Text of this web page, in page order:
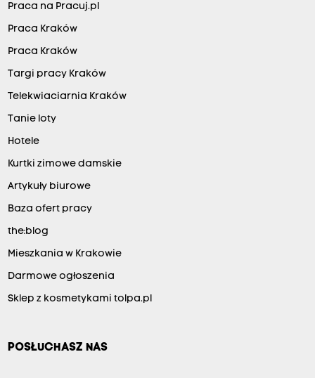
Praca na Pracuj.pl
Praca Kraków
Praca Kraków
Targi pracy Kraków
Telekwiaciarnia Kraków
Tanie loty
Hotele
Kurtki zimowe damskie
Artykuły biurowe
Baza ofert pracy
the:blog
Mieszkania w Krakowie
Darmowe ogłoszenia
Sklep z kosmetykami tolpa.pl
POSŁUCHASZ NAS